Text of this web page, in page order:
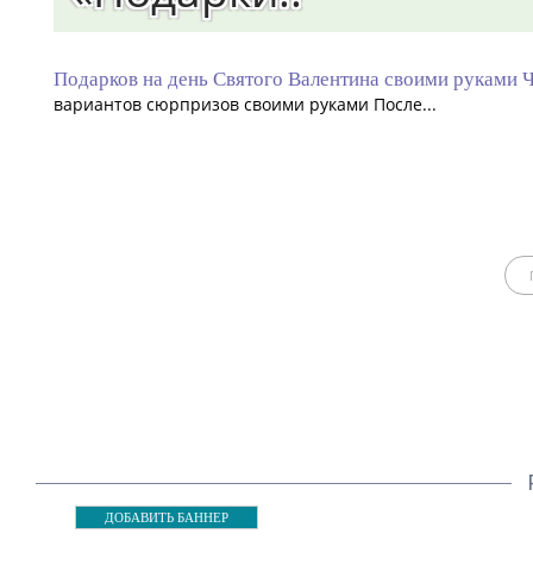
Подарков на день Святого Валентина своими руками
вариантов сюрпризов своими руками После...
ДОБАВИТЬ БАННЕР